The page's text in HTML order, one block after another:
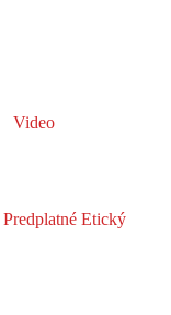
Video
Predplatné Etický